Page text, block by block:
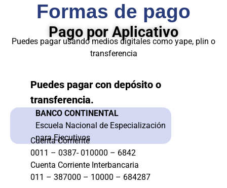
Formas de pago
Pago por Aplicativo
Puedes pagar usando medios digitales como yape, plin o
transferencia
Puedes pagar con depósito o
transferencia.
BANCO CONTINENTAL
Escuela Nacional de Especialización
para Ejecutivos
Cuenta Corriente
0011 – 0387- 010000 – 6842
Cuenta Corriente Interbancaria
011 – 387000 – 10000 – 684287